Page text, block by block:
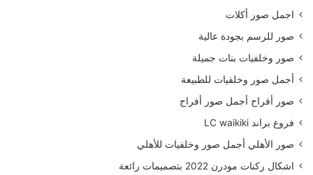
اجمل صور أكلات
صور للرسم بجودة عالية
صور وخلفيات بنات جميلة
أجمل صور وخلفيات للطبيعة
صور أفراح أجمل صور أفراح
فروع براند LC waikiki
صور الأهلي أجمل صور وخلفيات للأهلي
اشكال ركنات مودرن 2022 بتصميمات رائعة